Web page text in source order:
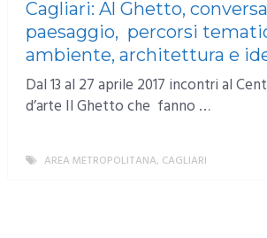
Cagliari: Al Ghetto,
paesaggio, percorsi
ambiente, architettura e
Dal 13 al 27 aprile 2017 incontri al
d’arte Il Ghetto che fanno …
AREA METROPOLITANA, CAGLIARI